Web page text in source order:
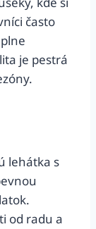
často
je pestrá
lehátka s
od radu a